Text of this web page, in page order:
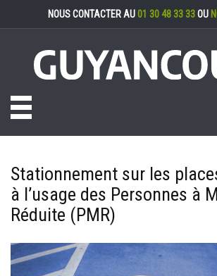
NOUS CONTACTER AU 01 30 48 33 33OU
Toggle navigation
Stationnement sur les
à l’usage des Personnes à
Réduite (PMR)